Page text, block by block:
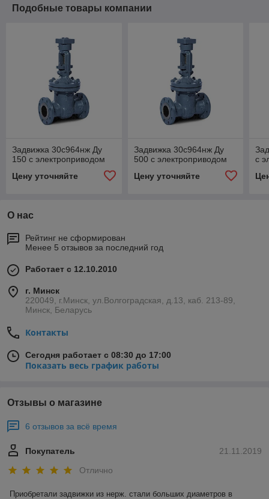
Подобные товары компании
Задвижка 30с964нж Ду
150 с электроприводом
Цену уточняйте
Задвижка 30с964нж Ду
500 с электроприводом
Цену уточняйте
с
О нас
Рейтинг не сформирован
Менее 5 отзывов за последний год
Работает с 12.10.2010
г. Минск
220049, г.Минск, ул.Волгоградская, д.13, каб. 213-89,
Минск, Беларусь
Контакты
Сегодня работает с 08:30 до 17:00
Показать весь график работы
Отзывы о магазине
6 отзывов за всё время
21.11.2019
Покупатель
Отлично
Приобретали задвижки из нерж. стали больших диаметров в